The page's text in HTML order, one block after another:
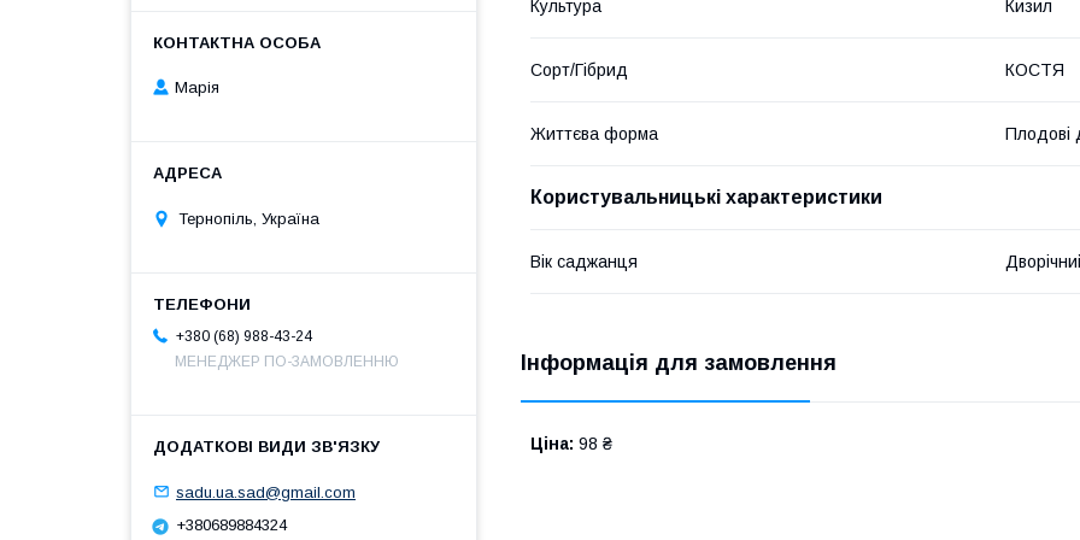
Культура Кизил
Сорт/Гібрид КОСТЯ
Життєва форма Плодові
Користувальницькі характеристики
Вік саджанця
Інформація для замовлення
Ціна: 98 ₴
Марія
Тернопіль, Україна
+380 (68) 988-43-24
МЕНЕДЖЕР ПО-ЗАМОВЛЕННЮ
sadu.ua.sad@gmail.com
+380689884324